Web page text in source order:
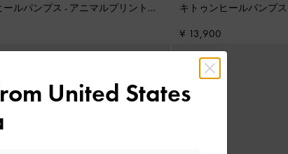
ールパンプス - アニマルプリントブ
キトゥンヒールパンプス
¥ 13,900
United States